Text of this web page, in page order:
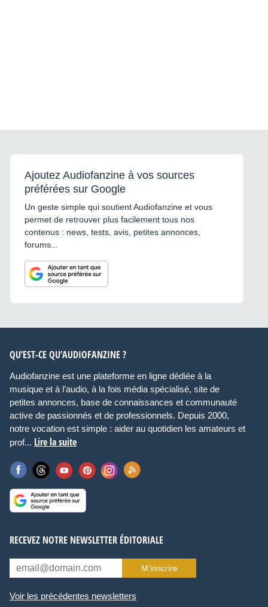
Ajoutez Audiofanzine à vos sources
préférées sur Google
Un geste simple qui soutient Audiofanzine et vous
permet de retrouver plus facilement tous nos
contenus : news, tests, avis, petites annonces,
forums...
QU’EST-CE QU’AUDIOFANZINE ?
Audiofanzine est une plateforme en ligne dédiée à la
musique et à l’audio, à la fois média spécialisé, site de
petites annonces, base de connaissances et communauté
active de passionnés et de professionnels. Depuis 2000,
notre vocation est simple : aider au quotidien les amateurs et
prof... Lire la suite
RECEVEZ NOTRE NEWSLETTER ÉDITORIALE
M’inscrire
Voir les précédentes newsletters